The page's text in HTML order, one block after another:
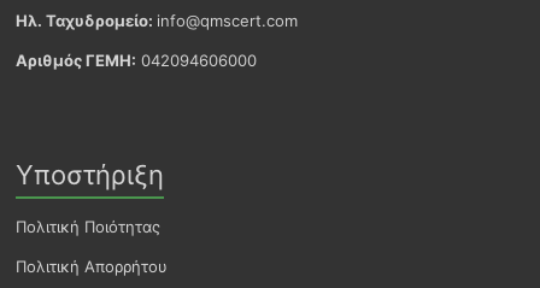
Ηλ. Ταχυδρομείο: info@qmscert.com
Αριθμός ΓΕΜΗ: 042094606000
Υποστήριξη
Πολιτική Ποιότητας
Πολιτική Απορρήτου